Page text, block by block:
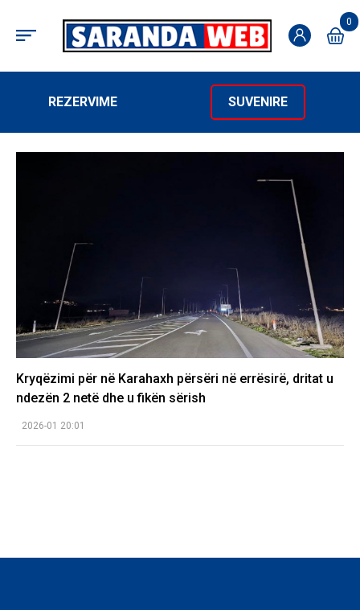
0
REZERVIME SUVENIRE
Kryqëzimi për në Karahaxh përsëri në errësirë, dritat u
ndezën 2 netë dhe u fikën sërish
2026-01 20:01